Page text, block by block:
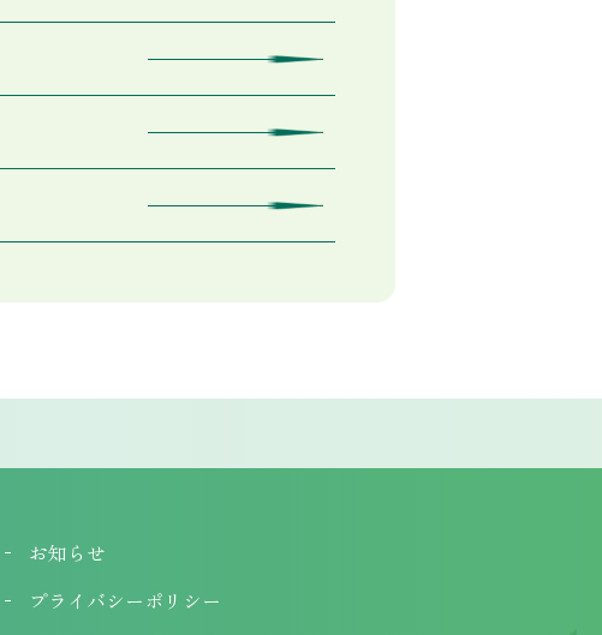
お知らせ
プライバシーポリシー